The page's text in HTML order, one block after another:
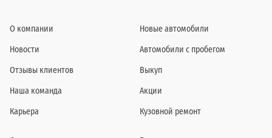
О компании
Новости
Отзывы клиентов
Наша команда
Карьера
Новые автомобили
Автомобили с пробегом
Выкуп
Акции
Кузовной ремонт